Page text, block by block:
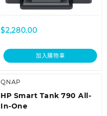
$2,280.00
加入購物車
QNAP
HP Smart Tank 790 All-
In-One